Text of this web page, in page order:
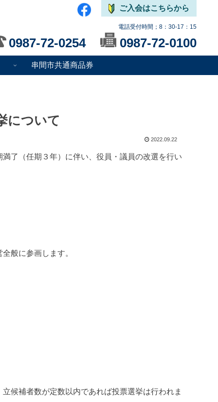
ご入会はこちらから
電話受付時間；8：30-17：15
0987-72-0254 0987-72-0100
串間市共通商品券
について
2022.09.22
了（任期３年）に伴い、役員・議員の改選を行い
般に参画します。
候補者数が定数以内であれば投票選挙は行われま